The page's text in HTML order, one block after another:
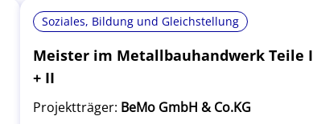
Soziales, Bildung und Gleichstellung
Meister im Metallbauhandwerk Teile I
+ II
Projektträger: BeMo GmbH & Co.KG